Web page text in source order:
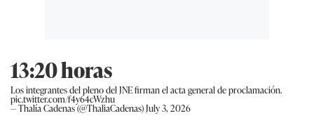
13:20 horas
Los integrantes del pleno del JNE firman el acta general de proclamación.
pic.twitter.com/f4y64cWzhu
— Thalía Cadenas (@ThaliaCadenas)July 3, 2026